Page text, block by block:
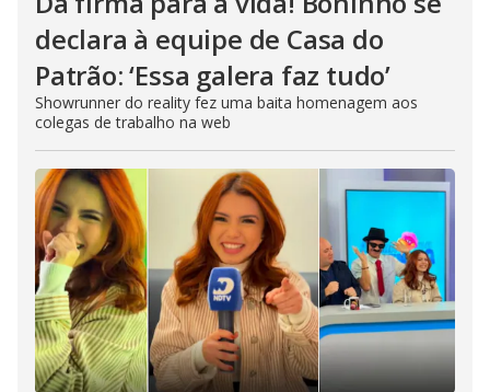
declara à equipe de Casa do
Patrão: ‘Essa galera faz tudo’
Showrunner do reality fez uma baita homenagem aos
colegas de trabalho na web